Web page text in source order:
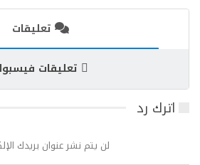
تعليقات
تعليقات
اترك رد
لن يتم نشر عنوان بريدك